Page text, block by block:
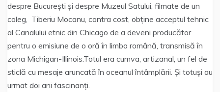
despre București și despre Muzeul Satului, filmate de un
coleg, Tiberiu Mocanu, contra cost, obține acceptul tehnic
al Canalului etnic din Chicago de a deveni producător
pentru o emisiune de o oră în limba română, transmisă în
zona Michigan-Illinois.Totul era cumva, artizanal, un fel de
sticlă cu mesaje aruncată în oceanul întâmplării. Și totuși au
urmat doi ani fascinanți.